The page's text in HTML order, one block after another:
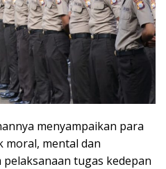
menyampaikan para
moral, mental dan
tugas kedepan